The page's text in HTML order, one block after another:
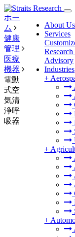
About Us
Services
Advisory
Industries
+
+
+
ホー
ム
健康
管理
医療
機器
電動
式空
気清
浄呼
吸器